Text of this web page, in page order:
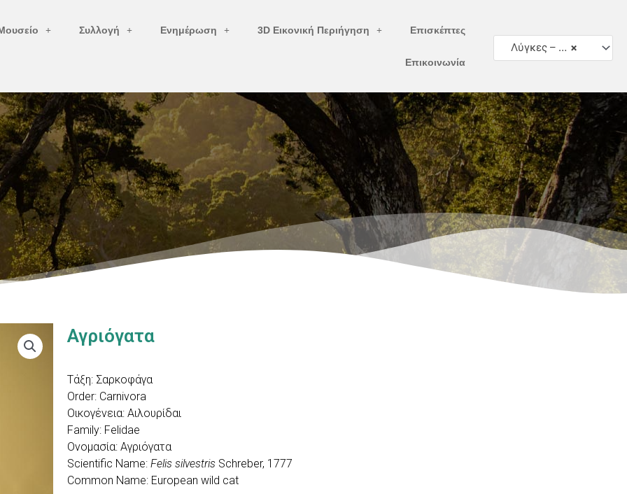
Συλλογή Ενημέρωση 3D Εικονική Περιήγηση Επισκέπτες
Επικοινωνία
×
Λύγκες – Αγριόγατες
Αγριόγατα
Τάξη: Σαρκοφάγα
Order: Carnivora
Οικογένεια: Αιλουρίδαι
Family: Felidae
Ονομασία: Αγριόγατα
Scientific Name: Felis silvestris Schreber, 1777
Common Name: Εuropean wild cat